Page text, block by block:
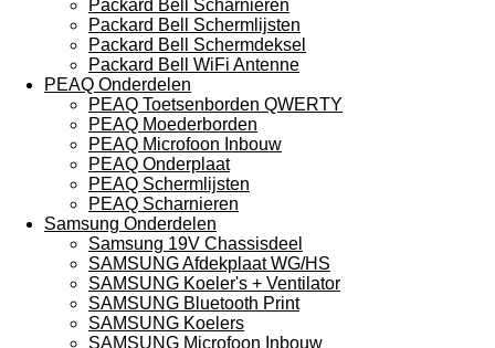
Packard Bell Scharnieren
Packard Bell Schermlijsten
Packard Bell Schermdeksel
Packard Bell WiFi Antenne
PEAQ Onderdelen
PEAQ Toetsenborden QWERTY
PEAQ Moederborden
PEAQ Microfoon Inbouw
PEAQ Onderplaat
PEAQ Schermlijsten
PEAQ Scharnieren
Samsung Onderdelen
Samsung 19V Chassisdeel
SAMSUNG Afdekplaat WG/HS
SAMSUNG Koeler's + Ventilator
SAMSUNG Bluetooth Print
SAMSUNG Koelers
SAMSUNG Microfoon Inbouw